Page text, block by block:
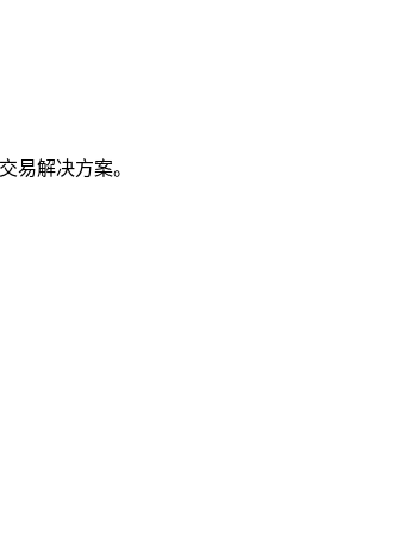
易解决方案。